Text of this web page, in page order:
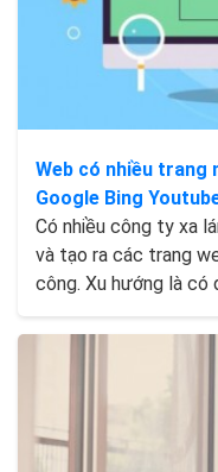
Web có nhiều trang
Google Bing
Có nhiều công ty xa
và tạo ra các trang
công. Xu hướng là có